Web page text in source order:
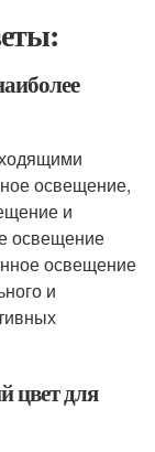
освещение,
и
освещение
освещение
и
цвет для